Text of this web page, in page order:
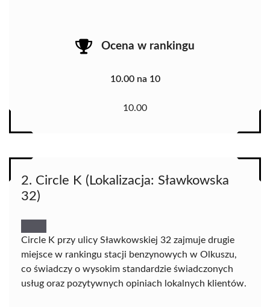
Ocena w rankingu
10.00 na 10
10.00
2. Circle K (Lokalizacja: Sławkowska
32)
Circle K przy ulicy Sławkowskiej 32 zajmuje drugie
miejsce w rankingu stacji benzynowych w Olkuszu,
co świadczy o wysokim standardzie świadczonych
usług oraz pozytywnych opiniach lokalnych klientów.